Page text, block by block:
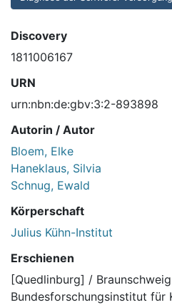
Discovery
1811006167
URN
urn:nbn:de:gbv:3:2-893898
Autorin / Autor
Bloem, Elke
Haneklaus, Silvia
Schnug, Ewald
Körperschaft
Julius Kühn-Institut
Erschienen
[Quedlinburg] /
Bundesforschungsinstitut für